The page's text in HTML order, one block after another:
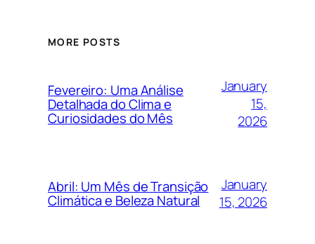
MORE POSTS
Fevereiro: Uma Análise
Detalhada do Clima e
Curiosidades do Mês
January
15,
2026
Abril: Um Mês de Transição
Climática e Beleza Natural
January
15, 2026